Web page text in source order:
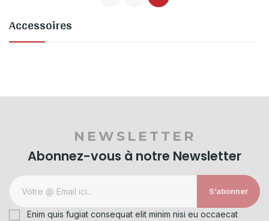
Accessoires
NEWSLETTER
Abonnez-vous à notre Newsletter
S’abonner
Enim quis fugiat consequat elit minim nisi eu occaecat